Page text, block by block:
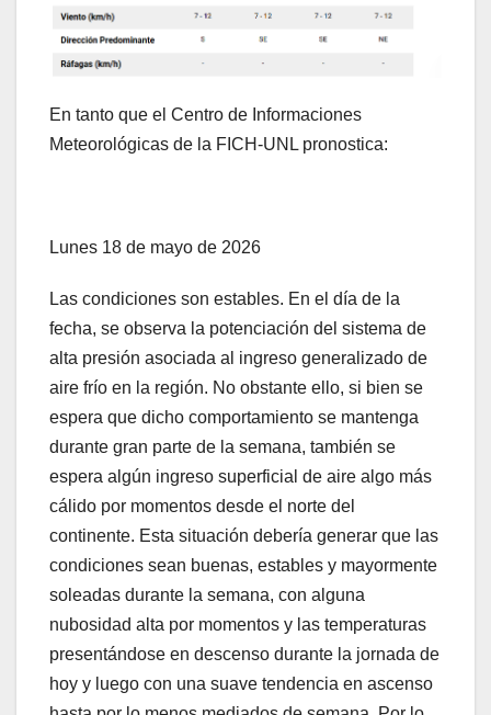
En tanto que el Centro de Informaciones
Meteorológicas de la FICH-UNL pronostica:
Lunes 18 de mayo de 2026
Las condiciones son estables. En el día de la
fecha, se observa la potenciación del sistema de
alta presión asociada al ingreso generalizado de
aire frío en la región. No obstante ello, si bien se
espera que dicho comportamiento se mantenga
durante gran parte de la semana, también se
espera algún ingreso superficial de aire algo más
cálido por momentos desde el norte del
continente. Esta situación debería generar que las
condiciones sean buenas, estables y mayormente
soleadas durante la semana, con alguna
nubosidad alta por momentos y las temperaturas
presentándose en descenso durante la jornada de
hoy y luego con una suave tendencia en ascenso